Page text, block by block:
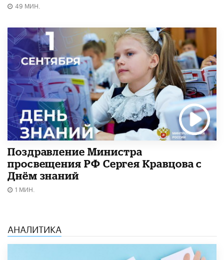
49 МИН.
Поздравление Министра
просвещения РФ Сергея Кравцова с
Днём знаний
1 МИН.
АНАЛИТИКА